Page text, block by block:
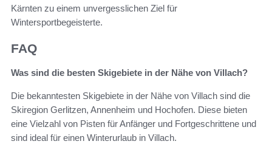
Kärnten zu einem unvergesslichen Ziel für
Wintersportbegeisterte.
FAQ
Was sind die besten Skigebiete in der Nähe von Villach?
Die bekanntesten Skigebiete in der Nähe von Villach sind die
Skiregion Gerlitzen, Annenheim und Hochofen. Diese bieten
eine Vielzahl von Pisten für Anfänger und Fortgeschrittene und
sind ideal für einen Winterurlaub in Villach.